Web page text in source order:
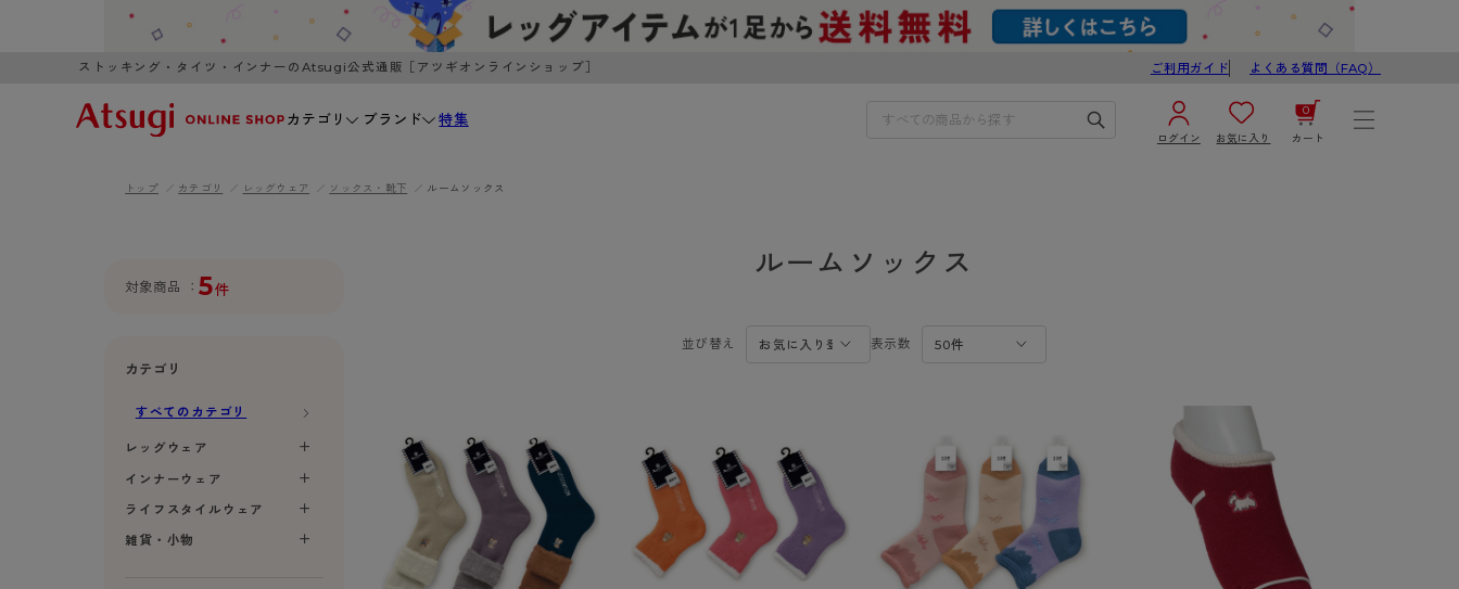
ストッキング・タイツ・インナーのAtsugi公式通販［アツギオンラインショップ］ ご利用ガイド よくある質問（FAQ）
カテゴリ
WOMEN MEN KIDS
カテゴリから探す
ストッキング
- ショート丈ストッキング
- 着圧ストッキング
- パンティ部レスストッキング
タイツ
- ブラトップ
ショーツ
- レギュラーショーツ
- サニタリーショーツ
- ガードル・補正ショーツ
ライフスタイルウェア
アクティブ・スポーツ
- スポーツブラ
- スポーツトップス
- スポーツボトムス
雑貨・小物
ブランド
アスティーグ クリアビューティアクティブ スゴスト
hotto comfort Atsugi COLORS
みんなの、みんなの。 CLINICAL ハイジュニ
特集
ログイン お気に入り カート
0
3,980円以上のご購入で送料無料
WOMEN
レッグウェア
ストッキング
- 無地ストッキング
- 柄ストッキング
- ショート丈ストッキング
インナーウェア
ブラジャー
- ノンワイヤーブラ
- ワイヤーブラ
ライフスタイルウェア
ボトムス
トップス
レッグウエア
ソックス・靴下
インナーウエア
レッグウエア
タイツ
インナーウエア
アスティーグ
クリアビューティアクティブ
スゴスト
フェイクタイツ
hotto comfort
商品選びのお手伝い
ブラジャー特集
私に似合う、ストッキング選び
タイツの選び方
トップ カテゴリ レッグウェア ソックス・靴下 ルームソックス
対象商品 5件
カテゴリ
すべてのカテゴリ
レッグウェア
インナーウェア
ライフスタイルウェア
雑貨・小物
ルームソックス
並び替え 表示数